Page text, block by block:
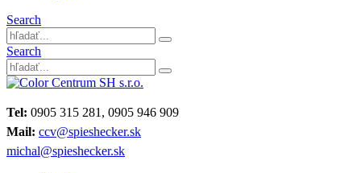
Search
Search
Tel: 0905 315 281, 0905 946 909
Mail: ccv@spieshecker.sk
michal@spieshecker.sk